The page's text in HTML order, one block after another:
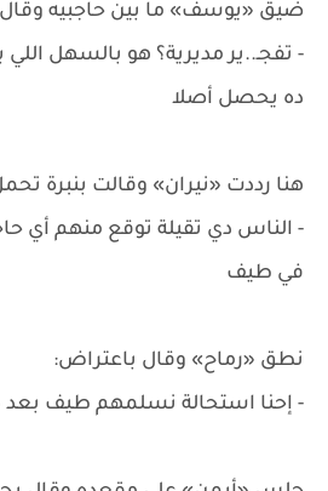
ضيق «يوسف» ما بين حاجبيه
- تفجـ..ير مديرية؟ هو بالسهل اللي
ده يحصل أصلا
هنا رددت «نيران» وقالت بنبرة
- الناس دي تقيلة توقع منهم أي
في طيف
نطق «رماح» وقال باعتراض:
- إحنا استحالة نسلمهم طيف بعد